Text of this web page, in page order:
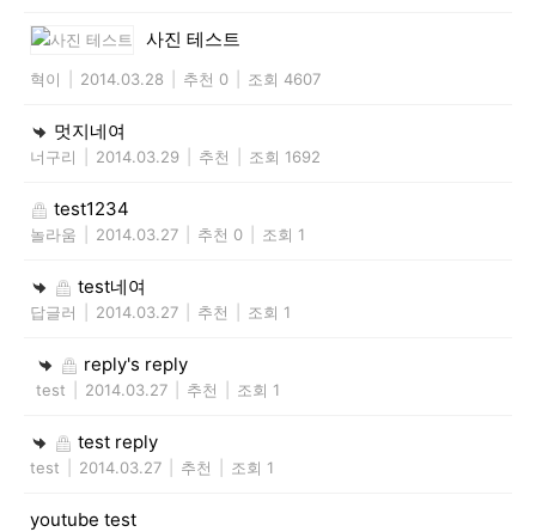
사진 테스트
혁이 2014.03.28 추천 0 조회 4607
멋지네여
너구리 2014.03.29 추천 조회 1692
test1234
놀라움 2014.03.27 추천 0 조회 1
test네여
답글러 2014.03.27 추천 조회 1
reply's reply
test 2014.03.27 추천 조회 1
test reply
test 2014.03.27 추천 조회 1
youtube test